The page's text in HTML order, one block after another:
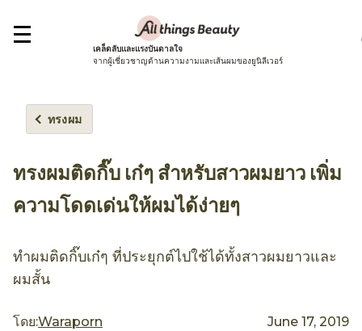
เคล็ดลับและแรงบันดาลใจ
จากผู้เชี่ยวชาญด้านความงามและเส้นผมของยูนิลีเวอร์
ทรงผม
ทรงผมติดกิ๊บ เก๋ๆ สำหรับสาวผมยาว เพิ่ม
ความโดดเด่นให้ผมได้ง่ายๆ
ทำผมติดกิ๊บเก๋ๆ ที่ประยุกต์ไปใช้ได้ทั้งสาวผมยาวและ
ผมสั้น
โดย:Waraporn June 17, 2019